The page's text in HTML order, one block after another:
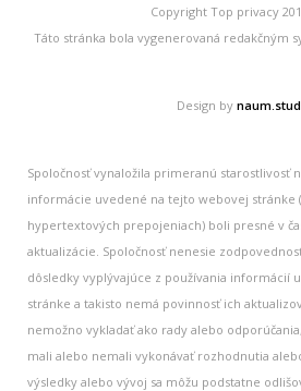
Copyright Top privacy
Táto stránka bola vygenerovaná redakčným
Design by
Spoločnosť vynaložila primeranú starostlivosť
informácie uvedené na tejto webovej stránke
hypertextových prepojeniach) boli presné v
aktualizácie. Spoločnosť nenesie
dôsledky vyplývajúce z používania informácií
stránke a takisto nemá povinnosť ich
nemožno vykladať ako rady alebo
mali alebo nemali vykonávať rozhodnutia
výsledky alebo vývoj sa môžu podstatne